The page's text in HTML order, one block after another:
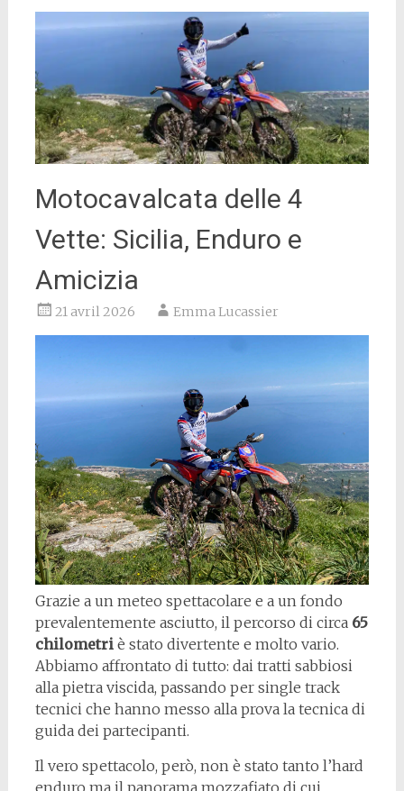
Motocavalcata delle 4
Vette: Sicilia, Enduro e
Amicizia
21 avril 2026 Emma Lucassier
Grazie a un meteo spettacolare e a un fondo
prevalentemente asciutto, il percorso di circa 65
chilometriè stato divertente e molto vario.
Abbiamo affrontato di tutto: dai tratti sabbiosi
alla pietra viscida, passando per single track
tecnici che hanno messo alla prova la tecnica di
guida dei partecipanti.
Il vero spettacolo, però, non è stato tanto l’hard